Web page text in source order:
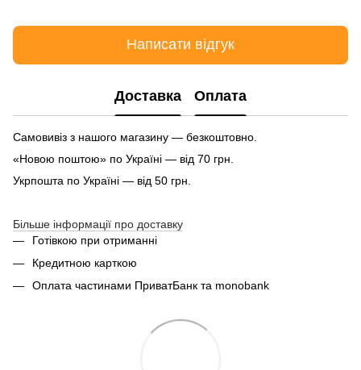
Написати відгук
Доставка Оплата
Самовивіз з нашого магазину — безкоштовно.
«Новою поштою» по Україні — від 70 грн.
Укрпошта по Україні — від 50 грн.
Більше інформації про доставку
Готівкою при отриманні
Кредитною карткою
Оплата частинами ПриватБанк та monobank